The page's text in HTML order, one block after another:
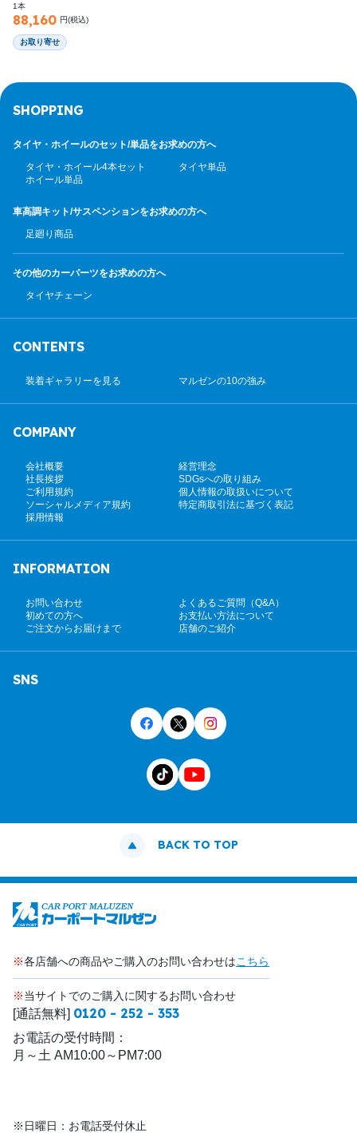
1本
88,160 円(税込)
お取り寄せ
SHOPPING
タイヤ・ホイールのセット/単品をお求めの方へ
タイヤ・ホイール4本セット
タイヤ単品
ホイール単品
車高調キット/サスペンションをお求めの方へ
足廻り商品
その他のカーパーツをお求めの方へ
タイヤチェーン
CONTENTS
装着ギャラリーを見る マルゼンの10の強み
COMPANY
会社概要
経営理念
社長挨拶
SDGsへの取り組み
ご利用規約
個人情報の取扱いについて
ソーシャルメディア規約
特定商取引法に基づく表記
採用情報
INFORMATION
お問い合わせ
よくあるご質問（Q&A）
初めての方へ
お支払い方法について
ご注文からお届けまで
店舗のご紹介
SNS
BACK TO TOP
※各店舗への商品やご購入のお問い合わせはこちら
※当サイトでのご購入に関するお問い合わせ
[通話無料] 0120 - 252 - 353
お電話の受付時間：
月～土 AM10:00～PM7:00
※日曜日：お電話受付休止